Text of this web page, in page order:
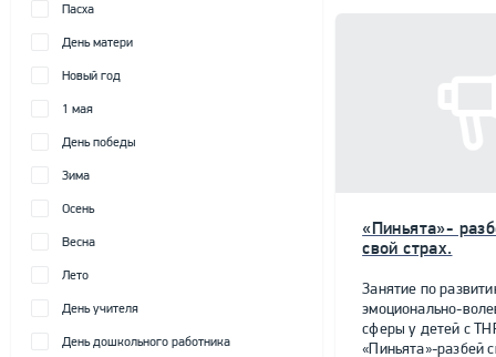
Пасха
День матери
Новый год
1 мая
День победы
Зима
Осень
Весна
Лето
День учителя
День дошкольного работника
«Пиньята»-
свой страх.
Занятие по
эмоционально-
сферы у детей с
«Пиньята»-разбей